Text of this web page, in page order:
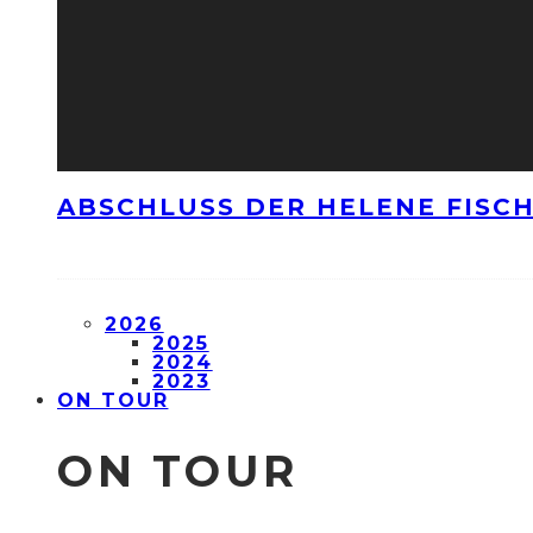
ABSCHLUSS DER HELENE
2026
2025
2024
2023
ON TOUR
ON TOUR